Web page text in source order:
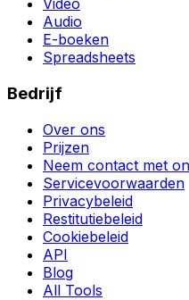
Video
Audio
E-boeken
Spreadsheets
Bedrijf
Over ons
Prijzen
Neem contact met
Servicevoorwaarden
Privacybeleid
Restitutiebeleid
Cookiebeleid
API
Blog
All Tools